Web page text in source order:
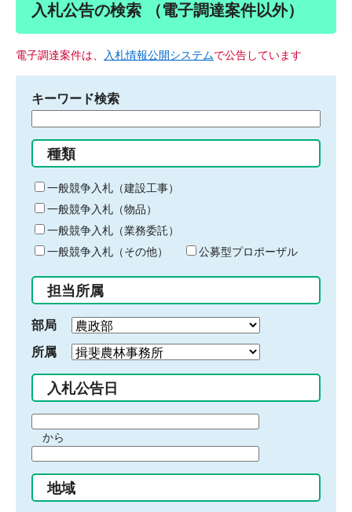
入札公告の検索 （電子調達案件以外）
電子調達案件は、 入札情報公開システムで公告しています
キーワード検索
る
キ
ー
ワ
ー
ド
入
力
種類
一般競争入札（建設工事）
一般競争入札（物品）
一般競争入札（業務委託）
一般競争入札（その他）
公募型プロポーザル
担当所属
部局
所属
入札公告日
間
始
り
から
間
終
地域